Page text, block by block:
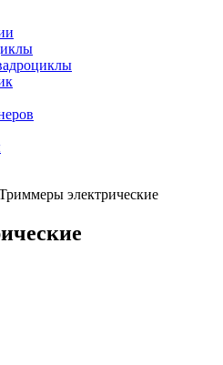
электрические